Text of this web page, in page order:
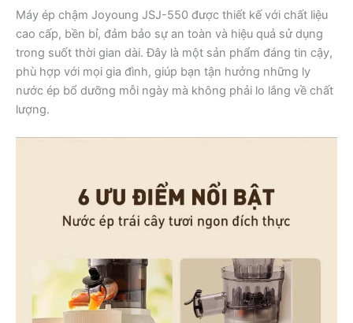
Máy ép chậm Joyoung JSJ-550 được thiết kế với chất liệu
cao cấp, bền bỉ, đảm bảo sự an toàn và hiệu quả sử dụng
trong suốt thời gian dài. Đây là một sản phẩm đáng tin cậy,
phù hợp với mọi gia đình, giúp bạn tận hưởng những ly
nước ép bổ dưỡng mỗi ngày mà không phải lo lắng về chất
lượng.